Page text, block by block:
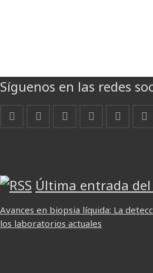
Síguenos en las redes
Última entrada
Avances en biopsia líquida: La
los laboratorios actuales